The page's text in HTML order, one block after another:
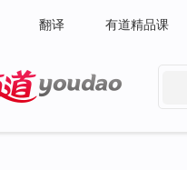
翻译 有道精品课